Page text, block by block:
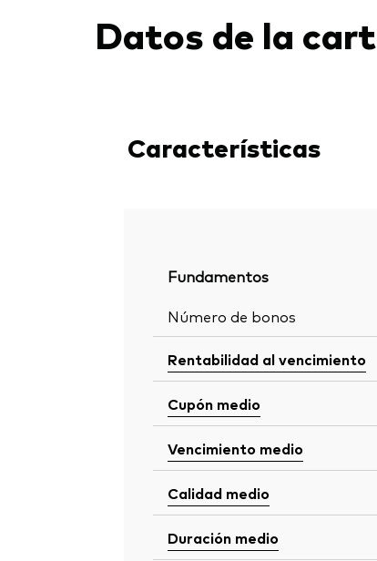
Datos de la
Características
Fundamentos
Número de bonos
Rentabilidad al vencimiento
Cupón medio
Vencimiento medio
Calidad medio
Duración medio